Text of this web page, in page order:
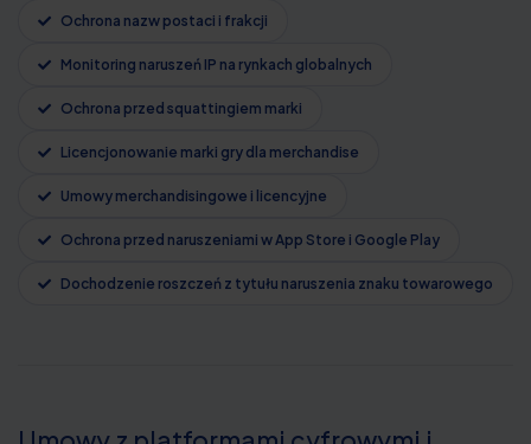
Ochrona nazw postaci i frakcji
Monitoring naruszeń IP na rynkach globalnych
Ochrona przed squattingiem marki
Licencjonowanie marki gry dla merchandise
Umowy merchandisingowe i licencyjne
Ochrona przed naruszeniami w App Store i Google Play
Dochodzenie roszczeń z tytułu naruszenia znaku towarowego